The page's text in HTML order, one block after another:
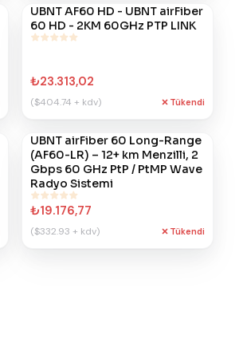
392
UBNT AF60 HD - UBNT airFiber
60 HD - 2KM 60GHz PTP LINK
₺23.313,02
($404.74 + kdv) Tükendi
319
UBNT airFiber 60 Long-Range
(AF60-LR) – 12+ km Menzilli, 2
Gbps 60 GHz PtP / PtMP Wave
Radyo Sistemi
₺19.176,77
($332.93 + kdv) Tükendi